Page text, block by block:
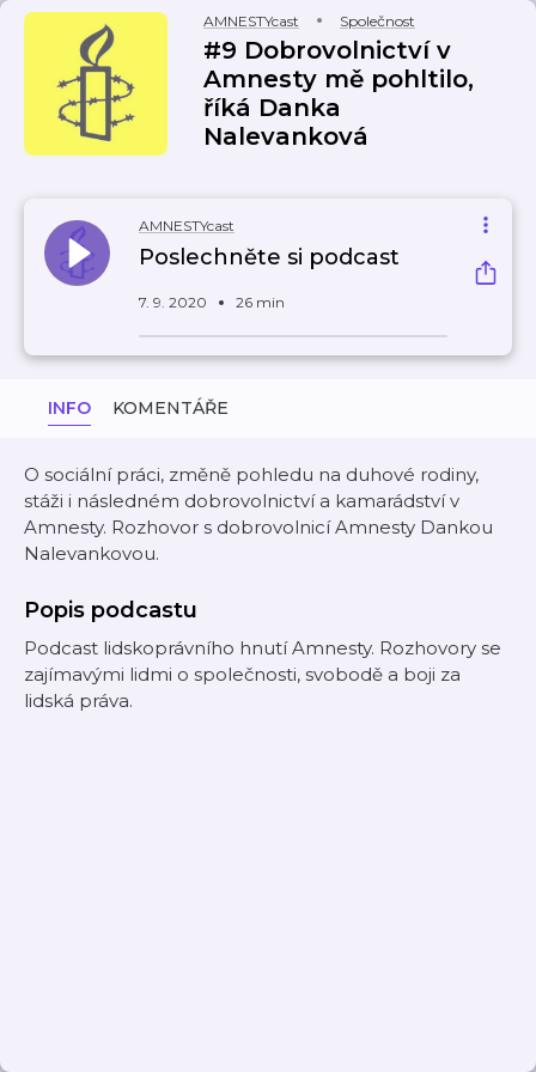
AMNESTYcast Společnost
#9 Dobrovolnictví v
Amnesty mě pohltilo,
říká Danka
Nalevanková
AMNESTYcast
Poslechněte si podcast
7. 9. 2020 26 min
INFO KOMENTÁŘE
O sociální práci, změně pohledu na duhové rodiny,
stáži i následném dobrovolnictví a kamarádství v
Amnesty. Rozhovor s dobrovolnicí Amnesty Dankou
Nalevankovou.
Popis podcastu
Podcast lidskoprávního hnutí Amnesty. Rozhovory se
zajímavými lidmi o společnosti, svobodě a boji za
lidská práva.